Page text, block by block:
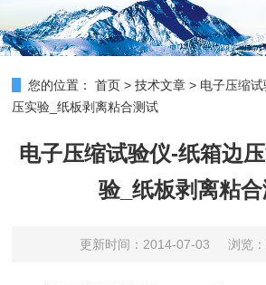
您的位置： 首页 >技术文章 > 电子压缩
压实验_纸板剥离粘合测试
电子压缩试验仪-纸箱边
验_纸板剥离粘
更新时间：2014-07-03 浏览